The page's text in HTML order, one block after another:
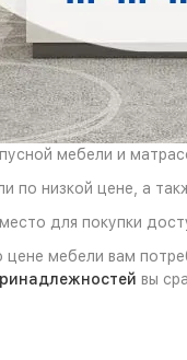
мебели и
по низкой цене, а
для покупки
мебели вам
вы